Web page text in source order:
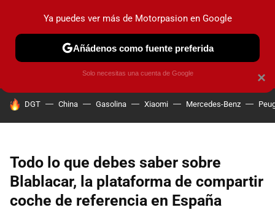
PRUEBAS COCHES ELÉCTRICOS OBSERVATORIO
HOY SE HABLA DE
DGT China Gasolina Xiaomi Mercedes-Benz
Todo lo que debes saber sobre
Blablacar, la plataforma de compartir
coche de referencia en España
×
Ya puedes ver más de Motorpasion en Google
Añádenos como fuente preferida
Solo necesitas una cuenta de Google